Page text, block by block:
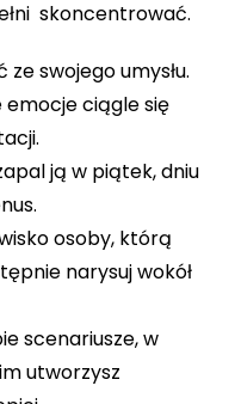
skoncentrować.
swojego umysłu.
emocje ciągle się
ją w piątek, dniu
osoby, którą
narysuj wokół
scenariusze, w
utworzysz